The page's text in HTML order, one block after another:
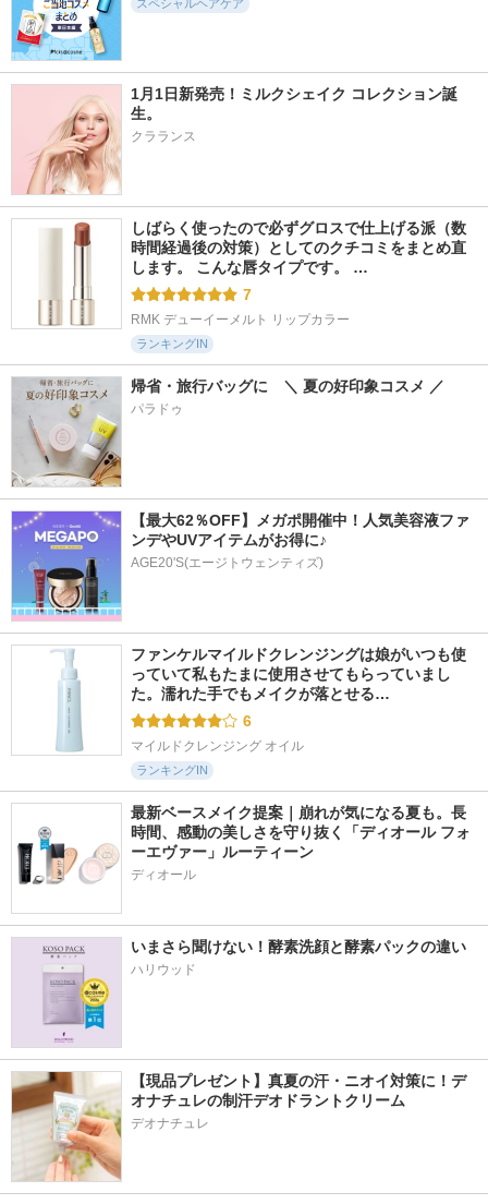
iqumore GRANI
5.8
509件
アデノバイタル ス
カルプ パワーショ
サブリミック
イル
DHC
リッチ
iqumore
スペシャルヘアケア
1月1日新発売！ミルクシェイク コレクション誕
生。
クラランス
しばらく使ったので必ずグロスで仕上げる派（数
時間経過後の対策）としてのクチコミをまとめ直
します。 こんな唇タイプです。 …
7
RMK デューイーメルト リップカラー
ランキングIN
帰省・旅行バッグに　＼ 夏の好印象コスメ ／
パラドゥ
【最大62％OFF】メガポ開催中！人気美容液ファ
ンデやUVアイテムがお得に♪
AGE20'S(エージトウェンティズ)
ファンケルマイルドクレンジングは娘がいつも使
っていて私もたまに使用させてもらっていまし
た。濡れた手でもメイクが落とせる…
6
マイルドクレンジング オイル
ランキングIN
最新ベースメイク提案｜崩れが気になる夏も。長
時間、感動の美しさを守り抜く「ディオール フォ
ーエヴァー」ルーティーン
ディオール
いまさら聞けない！酵素洗顔と酵素パックの違い
ハリウッド
【現品プレゼント】真夏の汗・ニオイ対策に！デ
オナチュレの制汗デオドラントクリーム
デオナチュレ